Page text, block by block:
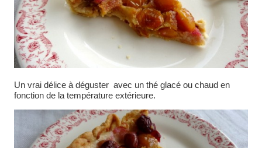
Un vrai délice à déguster avec un thé glacé ou chaud en
fonction de la température extérieure.